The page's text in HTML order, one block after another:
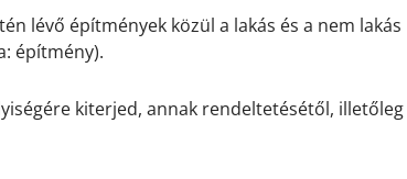
lévő építmények közül a lakás és a nem lakás
építmény).
kiterjed, annak rendeltetésétől, illetőleg